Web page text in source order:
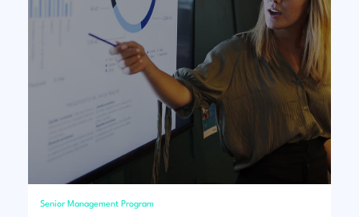
Senior Management Program